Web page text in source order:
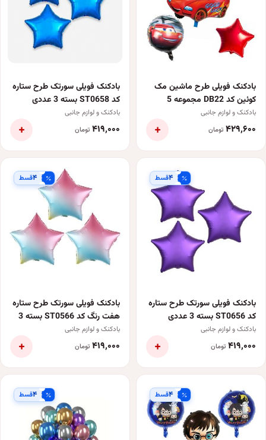
بادکنک فویلی طرح ماشین مک
کوئین کد DB22 مجموعه 5
عددی
بادکنک و لوازم جانبی
۴۲۹٬۶۰۰ تومان +
بادکنک فویلی سورتک طرح ستاره
کد ST0658 بسته 3 عددی
بادکنک و لوازم جانبی
۴۱۹٬۰۰۰ تومان +
۴قسط
بادکنک فویلی سورتک طرح ستاره
کد ST0656 بسته 3 عددی
بادکنک و لوازم جانبی
۴۱۹٬۰۰۰ تومان +
۴قسط
بادکنک فویلی سورتک طرح ستاره
هفت رنگ کد ST0566 بسته 3
عددی
بادکنک و لوازم جانبی
۴۱۹٬۰۰۰ تومان +
۴قسط ۴قسط